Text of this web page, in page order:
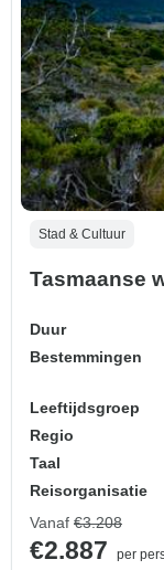
Stad & Cultuur
Tasmaanse
Duur
Bestemmingen
Leeftijdsgroep
Regio
Taal
Reisorganisatie
Vanaf €3.208
€2.887 per